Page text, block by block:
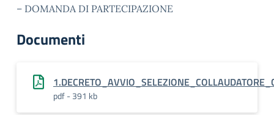
– DOMANDA DI PARTECIPAZIONE
Documenti
pdf - 391 kb